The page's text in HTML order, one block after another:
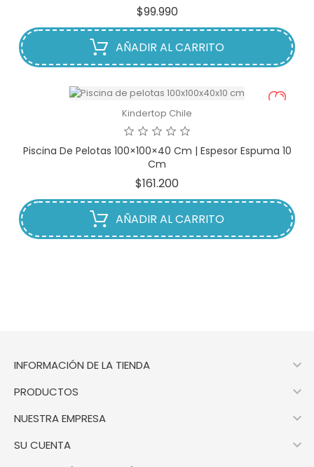
$99.990Precio
AÑADIR AL CARRITO
Kindertop Chile
Piscina De Pelotas 100×100×40 Cm | Espesor Espuma 10
Cm
$161.200
AÑADIR AL CARRITO
INFORMACIÓN DE LA TIENDA 
PRODUCTOS 
NUESTRA EMPRESA 
SU CUENTA 